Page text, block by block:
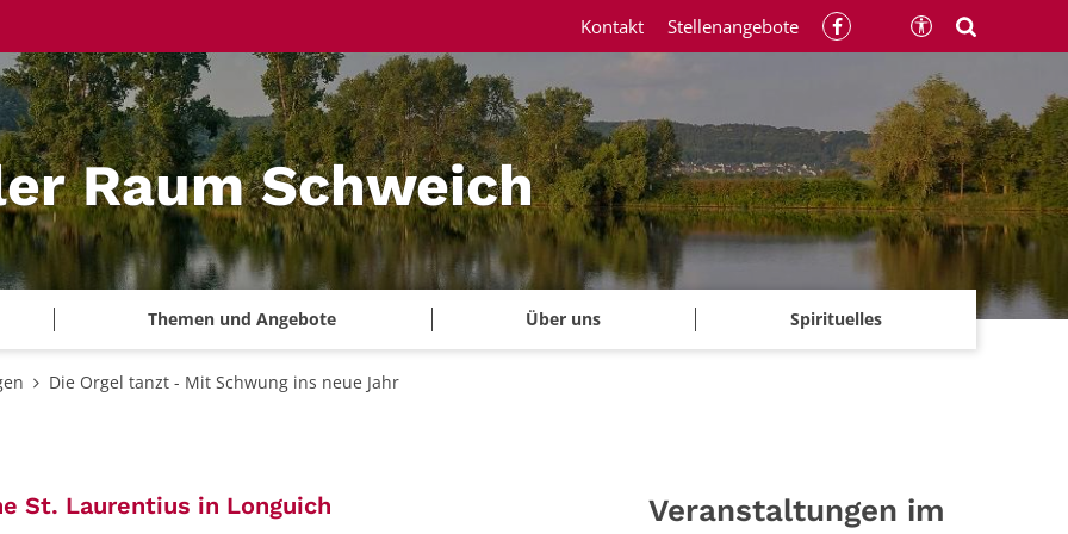
Raum Schweich
Themen und Angebote Über uns Spirituelles
Kontakt Stellenangebote
Die Orgel tanzt - Mit Schwung ins neue Jahr
St. Laurentius in Longuich
Veranstaltungen im